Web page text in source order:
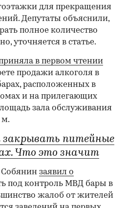
для прекращения
Депутаты объяснили,
полное количество
уточняется в статье.
в первом чтении
продажи алкоголя в
расположенных в
и на прилегающих
зала обслуживания
м.
питейные
Что это значит
заявил о
под контроль МВД бары в
жалоб от жителей